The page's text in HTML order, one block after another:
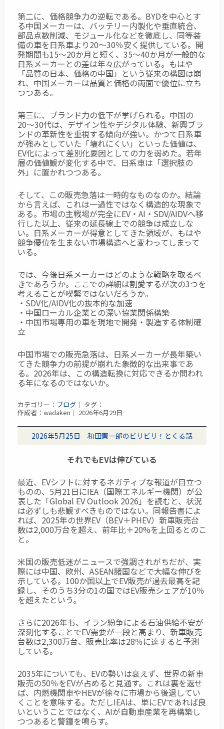
第二に、価格競争力の逆転である。BYDを中心とす
る中国メーカーは、バッテリー内製化や垂直統合、
部品点数削減、モジュール化などを徹底し、同等装
備の車を日系車より20〜30％安く提供している。開
発期間も15〜20か月と短く、35〜40か月が一般的な
日系メーカーとの差は年々広がっている。もはや
「品質の日本、価格の中国」という従来の構図は崩
れ、中国メーカーは品質と価格の両面で優位に立ち
つつある。
第三に、ブランド力の低下が挙げられる。中国の
20〜30代は、デザイン性やデジタル体験、新興ブラ
ンドの革新性を重視する傾向が強い。かつて日系車
が強みとしていた「壊れにくい」といった価値は、
EV化によって差別化要因としての力を弱めた。若年
層の価値観が変化する中で、日系車は「選択肢の
外」に置かれつつある。
そして、この販売急落は一時的なものなのか。結論
から言えば、これは一過性ではなく 構造的な現象で
ある。市場の主戦場が完全にEV・AI・SDV/AIDVへ移
行した以上、従来の延長線上での競争は成立しな
い。日系メーカーが得意としてきた領域が、もはや
競争優位を生まない市場構造へと変わってしまって
いる。
では、今後日系メーカーはどのような戦略を取るべ
きであろうか。ここでの詳細は割愛するが次の3つを
考えることが喫緊ではないだろうか。
・SDV化/AIDV化の抜本的な加速
・中国ローカル企業との深い協業関係構築
・中国市場専用の車を現地で開発・製造する体制確
立
中国市場での販売急落は、日系メーカーが長年築い
てきた競争力の前提が崩れた象徴的な出来事であ
る。2026年は、この構造転換に対応できるか問われ
る年になるのではないか。
カテゴリー： ブログ ｜ タグ：
作成者：wadaken｜ 2026年6月29日
2026年5月25日 和田憲一郎のビリビリ！とくる話
それでもEVは伸びている
最近、EVシフトに対するネガティブな報道が目立つ
ものの、5月21日にIEA（国際エネルギー機関）が公
表した「Global EV Outlook 2026」を読むと、状況
は必ずしも悲観すべきものではない。同報告書によ
れば、2025年の世界EV（BEV＋PHEV）新車販売台
数は2,000万台を超え、前年比＋20%を上回るとのこ
と。
米国の販売低迷がニュースで強調されがちだが、実
際には中国、欧州、ASEAN諸国などで大幅な伸びを
示している。100か国以上でEV販売が過去最高を記
録し、そのうち3分の1の国ではEV販売シェアが10％
を超えたという。
さらに2026年も、イラン紛争による石油供給不安が
深刻化することでEV需要が一段と高まり、新車販売
台数は2,300万台、販売比率は28％に達すると予測
している。
2035年についても、EVの勢いは衰えず、世界の新車
販売の50％をEVが占めると見通す。これは裏を返せ
ば、内燃機関車やHEVが徐々に市場から後退してい
くことを意味する。ただしIEAは、単にEVであれば良
いということではなく、AIが自動車産業を再構築し
つつあると警鐘を鳴らす。